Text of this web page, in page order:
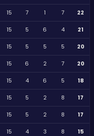
15 7 1 7 22
15 5 6 4 21
15 5 5 5 20
15 6 2 7 20
15 4 6 5 18
15 5 2 8 17
15 5 2 8 17
15 4 3 8 15